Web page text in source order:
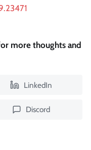
more thoughts and
LinkedIn
Discord